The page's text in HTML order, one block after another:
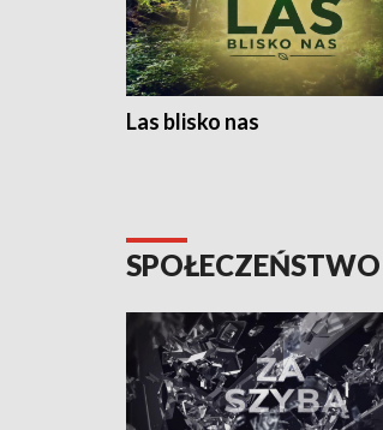
Las blisko nas
SPOŁECZEŃSTWO